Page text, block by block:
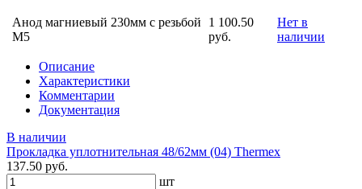
Анод магниевый 230мм с резьбой
М5
1 100.50
руб.
Нет в
наличии
Описание
Характеристики
Комментарии
Документация
В наличии
Прокладка уплотнительная 48/62мм (04) Thermex
137.50 руб.
шт